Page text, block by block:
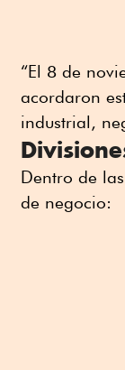
“El 8 de
acordaron
industrial,
Dentro de
de negocio: